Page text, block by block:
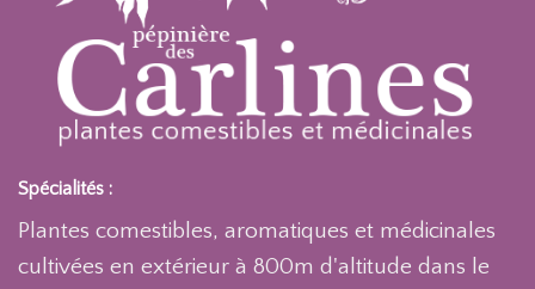
Spécialités :
Plantes comestibles, aromatiques et médicinales
cultivées en extérieur à 800m d'altitude dans le